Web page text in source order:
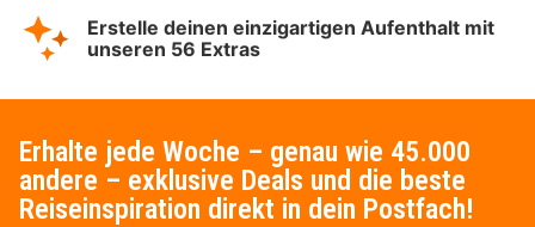
Erstelle deinen einzigartigen Aufenthalt mit
unseren 56 Extras
Erhalte jede Woche – genau wie 45.000
andere – exklusive Deals und die beste
Reiseinspiration direkt in dein Postfach!